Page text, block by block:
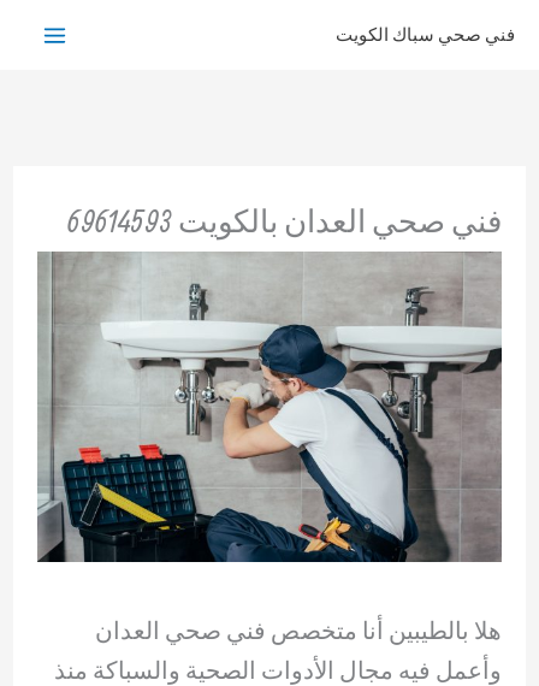
فني صحي سباك الكويت
فني صحي العدان بالكويت 69614593
هلا بالطيبين أنا متخصص فني صحي العدان
وأعمل فيه مجال الأدوات الصحية والسباكة منذ